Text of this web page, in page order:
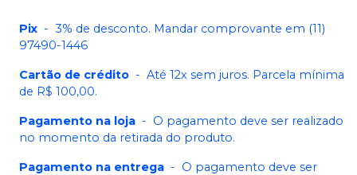
Pix - 3% de desconto. Mandar comprovante em (11)
97490-1446
Cartão de crédito - Até 12x sem juros. Parcela mínima
de R$ 100,00.
Pagamento na loja - O pagamento deve ser realizado
no momento da retirada do produto.
Pagamento na entrega - O pagamento deve ser